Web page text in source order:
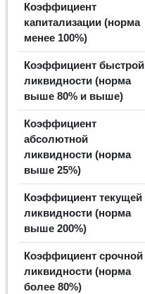
Коэффициент
капитализации (норма
менее 100%)
Коэффициент быстрой
ликвидности (норма
выше 80% и выше)
Коэффициент
абсолютной
ликвидности (норма
выше 25%)
Коэффициент текущей
ликвидности (норма
выше 200%)
Коэффициент срочной
ликвидности (норма
более 80%)